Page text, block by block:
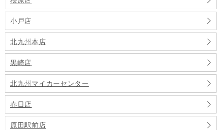
小戸店
北九州本店
黒崎店
北九州マイカーセンター
春日店
原田駅前店